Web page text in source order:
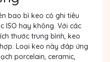
bao bì keo có ghi tiêu
ISO hay không. Với các
thước trung bình, keo
Loại keo này đáp ứng
porcelain, ceramic,